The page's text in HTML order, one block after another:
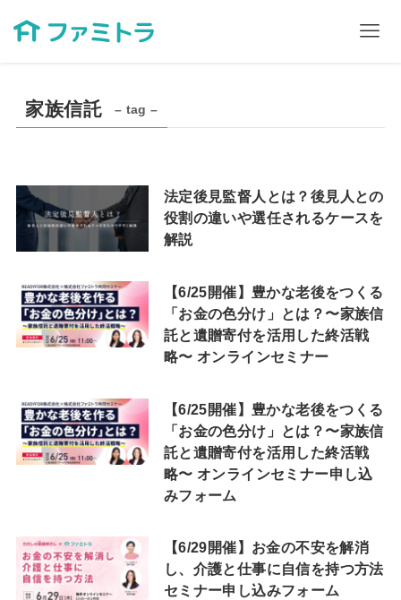
家族信託 – tag –
法定後見監督人とは？後見人との
役割の違いや選任されるケースを
解説
【6/25開催】豊かな老後をつくる
「お金の色分け」とは？〜家族信
託と遺贈寄付を活用した終活戦
略〜 オンラインセミナー
【6/25開催】豊かな老後をつくる
「お金の色分け」とは？〜家族信
託と遺贈寄付を活用した終活戦
略〜 オンラインセミナー申し込
みフォーム
【6/29開催】お金の不安を解消
し、介護と仕事に自信を持つ方法
セミナー申し込みフォーム